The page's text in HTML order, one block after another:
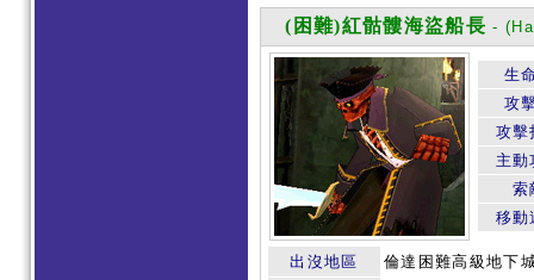
(困難)紅骷髏海盜船長 -
生
攻
攻擊
主動
索
移動
出沒地區
倫達困難高級地下